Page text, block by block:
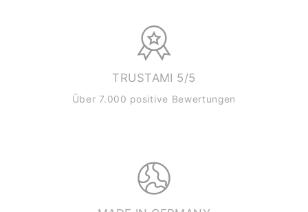
TRUSTAMI 5/5
Über 7.000 positive Bewertungen